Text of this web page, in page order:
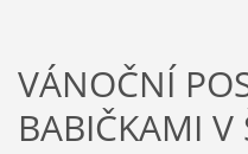
VÁNOČNÍ
BABIČKAMI V